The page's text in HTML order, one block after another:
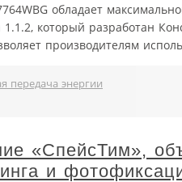
обладает
который разработан
производителям
передача энергии
«СпейсТим»,
и